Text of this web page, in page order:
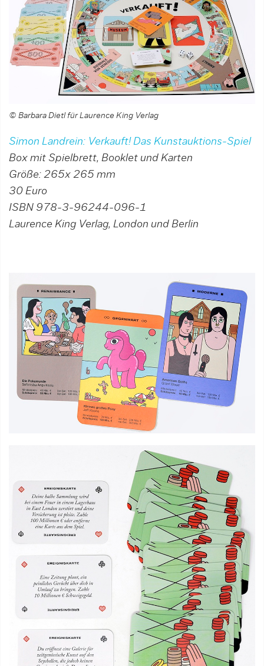
© Barbara Dietl für Laurence King Verlag
Simon Landrein: Verkauft! Das Kunstauktions-Spiel
Box mit Spielbrett, Booklet und Karten
Größe: 265x 265 mm
30 Euro
ISBN 978-3-96244-096-1
Laurence King Verlag, London und Berlin